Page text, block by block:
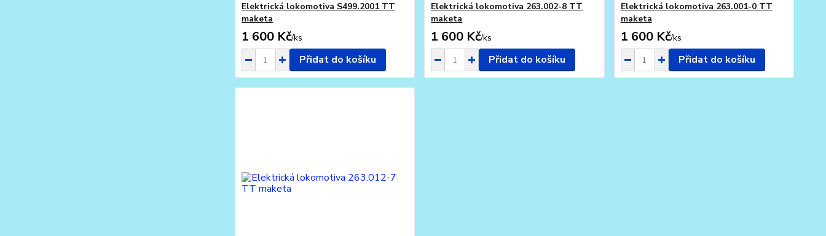
Elektrická lokomotiva S499.2001 TT
maketa
1 600 Kč/ks
Přidat do košíku
Elektrická lokomotiva 263.002-8 TT
maketa
1 600 Kč/ks
Přidat do košíku
Elektrická lokomotiva 263.001-0 TT
maketa
1 600 Kč/ks
Přidat do košíku